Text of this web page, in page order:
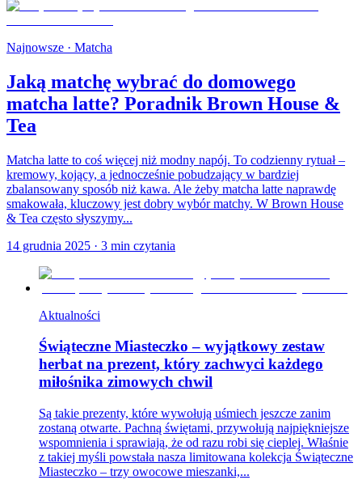
Najnowsze · Matcha
Jaką matchę wybrać do domowego
matcha latte? Poradnik Brown House &
Tea
Matcha latte to coś więcej niż modny napój. To codzienny rytuał –
kremowy, kojący, a jednocześnie pobudzający w bardziej
zbalansowany sposób niż kawa. Ale żeby matcha latte naprawdę
smakowała, kluczowy jest dobry wybór matchy. W Brown House
& Tea często słyszymy...
14 grudnia 2025 · 3 min czytania
Aktualności
Świąteczne Miasteczko – wyjątkowy zestaw
herbat na prezent, który zachwyci każdego
miłośnika zimowych chwil
Są takie prezenty, które wywołują uśmiech jeszcze zanim
zostaną otwarte. Pachną świętami, przywołują najpiękniejsze
wspomnienia i sprawiają, że od razu robi się cieplej. Właśnie
z takiej myśli powstała nasza limitowana kolekcja Świąteczne
Miasteczko – trzy owocowe mieszanki,...